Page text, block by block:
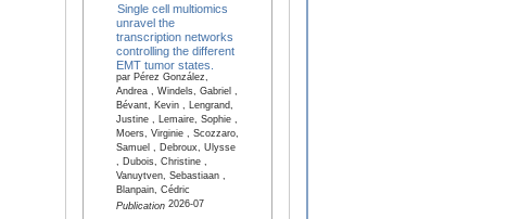
Single cell multiomics
unravel the
transcription networks
controlling the different
EMT tumor states.
par Pérez González,
Andrea , Windels, Gabriel ,
Bévant, Kevin , Lengrand,
Justine , Lemaire, Sophie ,
Moers, Virginie , Scozzaro,
Samuel , Debroux, Ulysse
, Dubois, Christine ,
Vanuytven, Sebastiaan ,
Blanpain, Cédric
Publication2026-07